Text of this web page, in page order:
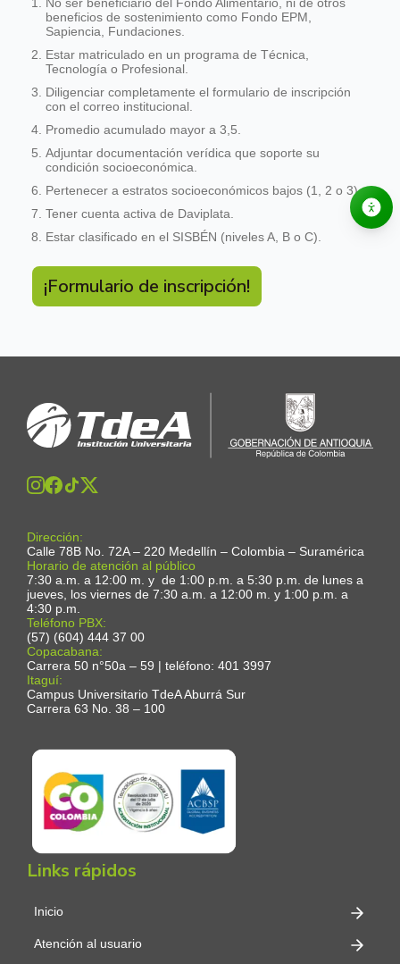
beneficios de sostenimiento como Fondo EPM,
Sapiencia, Fundaciones.
Estar matriculado en un programa de Técnica,
Tecnología o Profesional.
Diligenciar completamente el formulario de inscripción
con el correo institucional.
Promedio acumulado mayor a 3,5.
Adjuntar documentación verídica que soporte su
condición socioeconómica.
Pertenecer a estratos socioeconómicos bajos (1, 2 o 3).
Tener cuenta activa de Daviplata.
Estar clasificado en el SISBÉN (niveles A, B o C).
¡Formulario de inscripción!
Dirección:
Calle 78B No. 72A – 220 Medellín – Colombia – Suramérica
Horario de atención al público
7:30 a.m. a 12:00 m. y de 1:00 p.m. a 5:30 p.m. de lunes a
jueves, los viernes de 7:30 a.m. a 12:00 m. y 1:00 p.m. a
4:30 p.m.
Teléfono PBX:
(57) (604) 444 37 00
Copacabana:
Carrera 50 n°50a – 59 | teléfono: 401 3997
Itaguí:
Campus Universitario TdeA Aburrá Sur
Carrera 63 No. 38 – 100
Links rápidos
Inicio
Atención al usuario